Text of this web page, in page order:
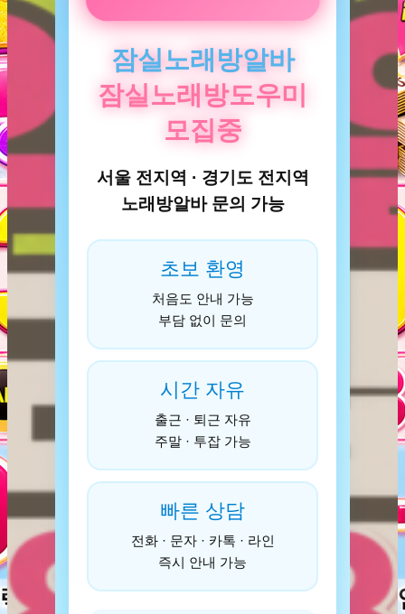
잠실노래방알바
잠실노래방도우미
모집중
서울 전지역 · 경기도 전지역
노래방알바 문의 가능
초보 환영
처음도 안내 가능
부담 없이 문의
시간 자유
출근 · 퇴근 자유
주말 · 투잡 가능
빠른 상담
전화 · 문자 · 카톡 · 라인
즉시 안내 가능